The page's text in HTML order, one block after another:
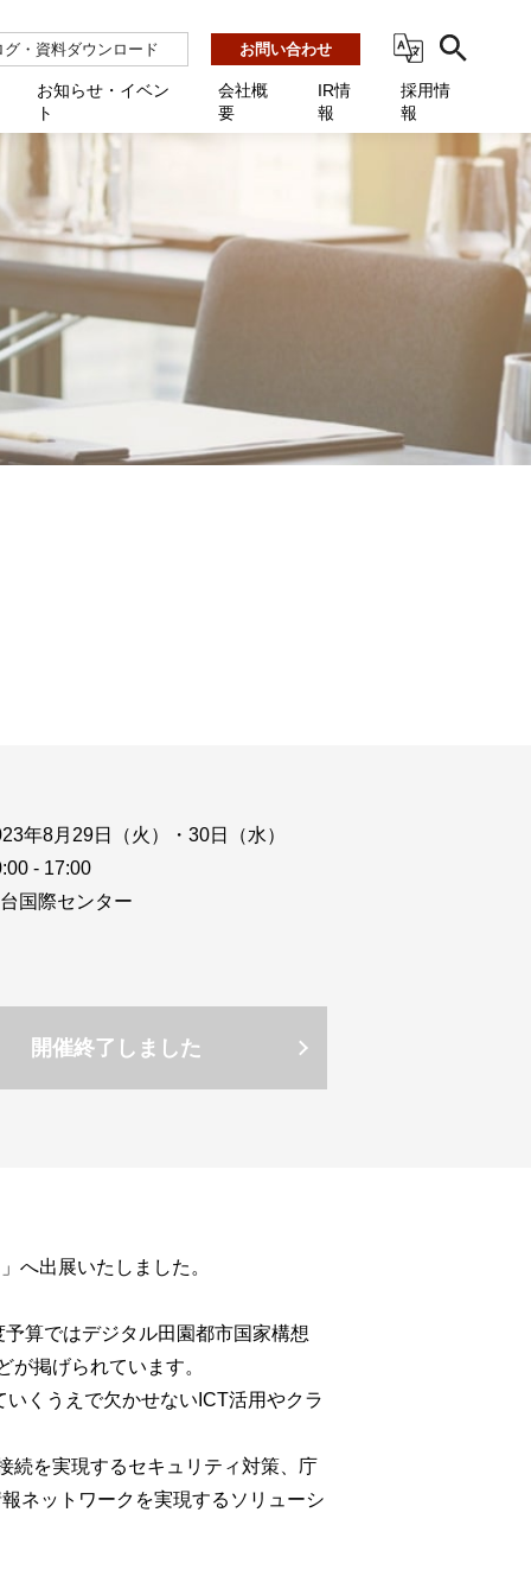
グ・資料ダウンロード お問い合わせ
援 Net.Pro
行 Net.Assist
守 Net.Cover
理 Net.AMF
ブスクリプション
向け
・教育委員会向け
け
向け
け
ーション連携 AMF-SEC
ンバックアップ
型インシデントレスポンス訓練基盤 NetQuest
るご質問 / お困りのときに
生時に必要な情報
イトサービス契約中のお客様へ
お知らせ・イベン
ト
ー 展示会・学会
会社概
要
会社一覧
テークホルダー方針
IR情
報
採用情
報
年8月29日（火）・30日（水）
- 17:00
国際センター
開催終了しました
へ出展いたしました。
算ではデジタル田園都市国家構想
掲げられています。
くうえで欠かせないICT活用やクラ
続を実現するセキュリティ対策、庁
ネットワークを実現するソリューシ